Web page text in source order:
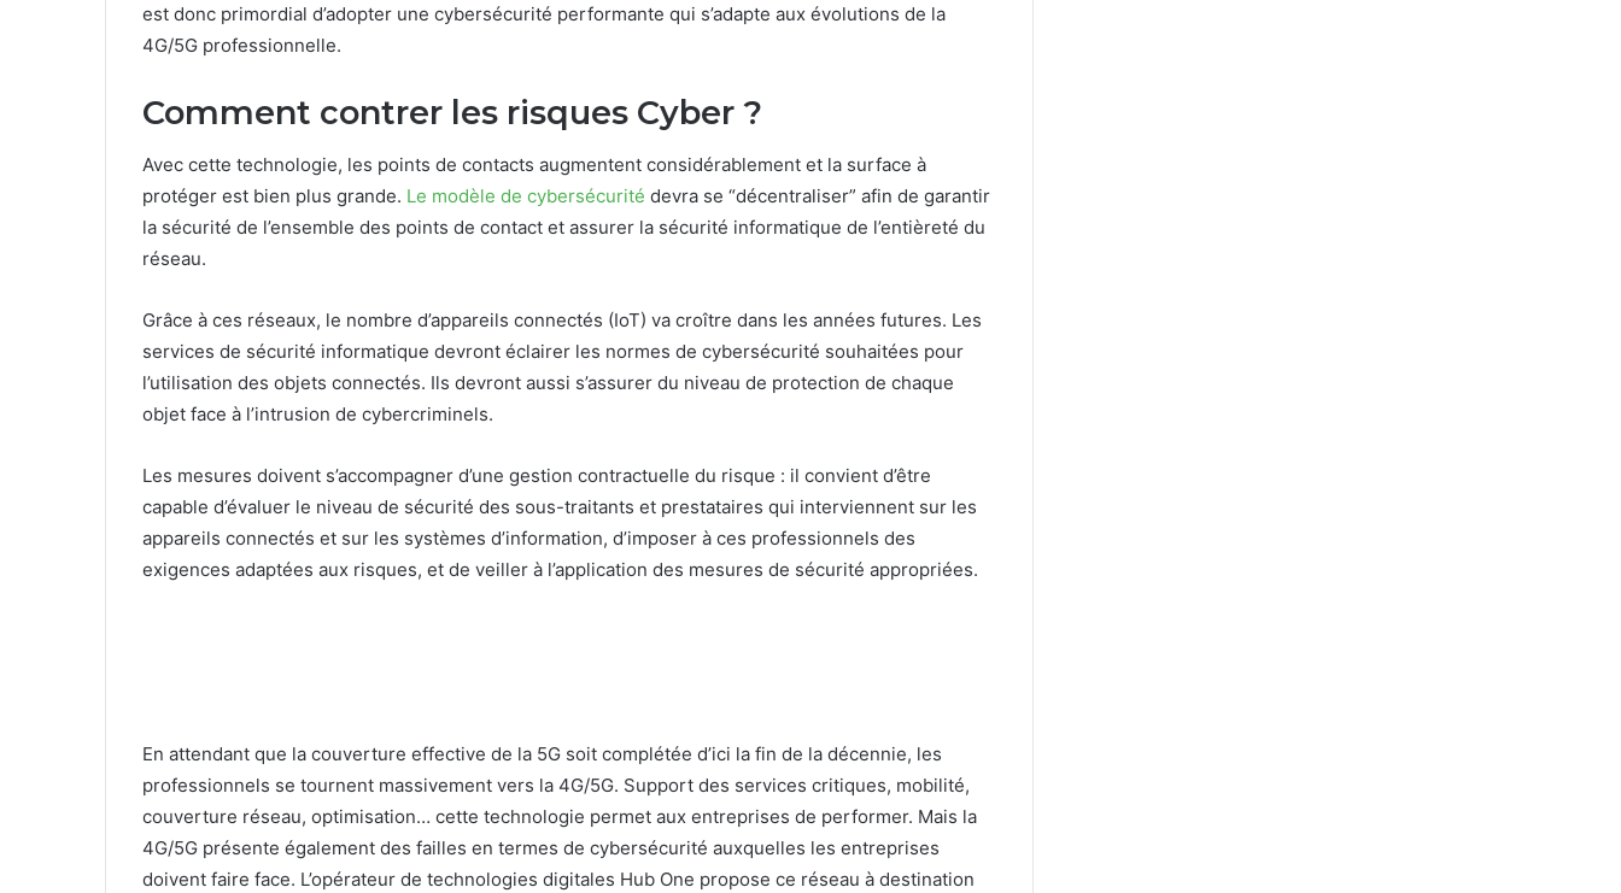
est donc primordial d’adopter une cybersécurité performante qui s’adapte aux évolutions de la
4G/5G professionnelle.
Comment contrer les risques Cyber ?
Avec cette technologie, les points de contacts augmentent considérablement et la surface à
protéger est bien plus grande. Le modèle de cybersécurité devra se “décentraliser” afin de garantir
la sécurité de l’ensemble des points de contact et assurer la sécurité informatique de l’entièreté du
réseau.
Grâce à ces réseaux, le nombre d’appareils connectés (IoT) va croître dans les années futures. Les
services de sécurité informatique devront éclairer les normes de cybersécurité souhaitées pour
l’utilisation des objets connectés. Ils devront aussi s’assurer du niveau de protection de chaque
objet face à l’intrusion de cybercriminels.
Les mesures doivent s’accompagner d’une gestion contractuelle du risque : il convient d’être
capable d’évaluer le niveau de sécurité des sous-traitants et prestataires qui interviennent sur les
appareils connectés et sur les systèmes d’information, d’imposer à ces professionnels des
exigences adaptées aux risques, et de veiller à l’application des mesures de sécurité appropriées.
En attendant que la couverture effective de la 5G soit complétée d’ici la fin de la décennie, les
professionnels se tournent massivement vers la 4G/5G. Support des services critiques, mobilité,
couverture réseau, optimisation… cette technologie permet aux entreprises de performer. Mais la
4G/5G présente également des failles en termes de cybersécurité auxquelles les entreprises
doivent faire face. L’opérateur de technologies digitales Hub One propose ce réseau à destination